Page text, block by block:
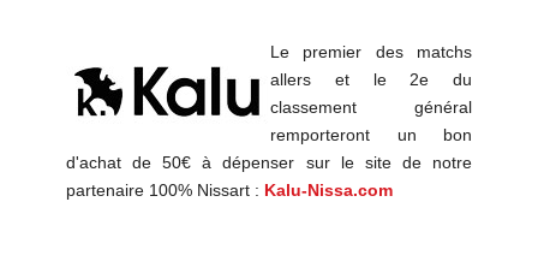
Le premier des matchs
allers et le 2e du
classement général
remporteront un bon
d'achat de 50€ à dépenser sur le site de notre
partenaire 100% Nissart : Kalu-Nissa.com